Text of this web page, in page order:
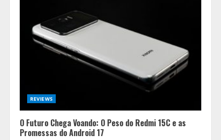
REVIEWS
O Futuro Chega Voando: O Peso do Redmi 15C e as
Promessas do Android 17